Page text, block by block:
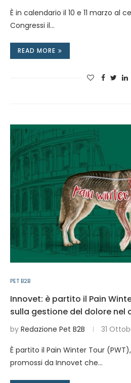
È in calendario il 10 e 11 marzo al
Congressi il…
READ MORE
PET B2B
Innovet: è partito il Pain
sulla gestione del dolore nel
by Redazione Pet B2B 31
È partito il Pain Winter Tour
promossi da Innovet che…